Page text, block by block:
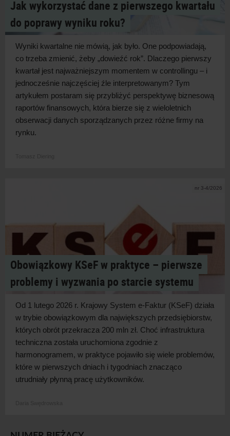
Jak wykorzystać dane z pierwszego kwartału
do poprawy wyniku roku?
Wyniki kwartalne nie mówią, jak było. One podpowiadają,
co trzeba zmienić, żeby „dowieźć rok”. Dlaczego pierwszy
kwartał jest najważniejszym momentem w controllingu – i
jednocześnie najczęściej źle interpretowanym? Tym
artykułem postaram się przybliżyć perspektywę biznesową
raportów finansowych, która bierze się z wieloletnich
obserwacji danych sporządzanych przez różne firmy na
rynku.
nr 3-4/2026
Obowiązkowy KSeF w praktyce – pierwsze
problemy i wyzwania po starcie systemu
Od 1 lutego 2026 r. Krajowy System e-Faktur (KSeF) działa
w trybie obowiązkowym dla największych przedsiębiorstw,
których obrót przekracza 200 mln zł. Choć infrastruktura
techniczna została uruchomiona zgodnie z
harmonogramem, w praktyce pojawiło się wiele problemów,
które w pierwszych dniach i tygodniach znacząco
utrudniały płynną pracę użytkowników.